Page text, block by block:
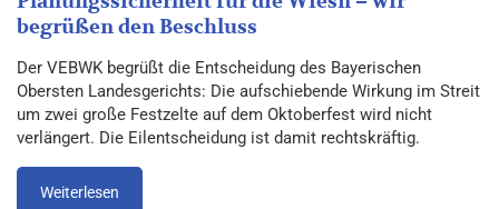
begrüßen den Beschluss
Der VEBWK begrüßt die Entscheidung des Bayerischen
Obersten Landesgerichts: Die aufschiebende Wirkung im Streit
um zwei große Festzelte auf dem Oktoberfest wird nicht
verlängert. Die Eilentscheidung ist damit rechtskräftig.
Weiterlesen